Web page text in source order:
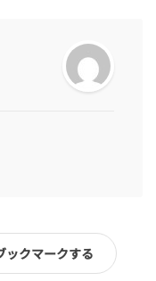
ックマークする